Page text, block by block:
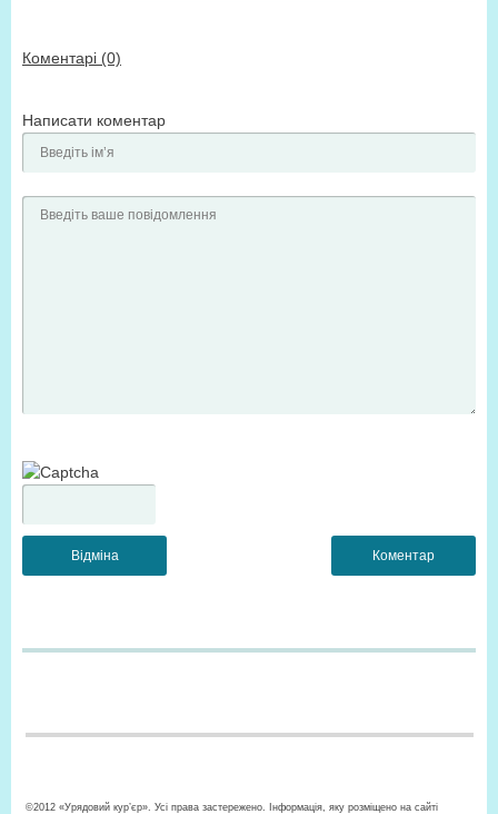
Коментарі (0)
Написати коментар
©2012 «Урядовий кур’єр». Усі права застережено. Інформація, яку розміщено на сайті